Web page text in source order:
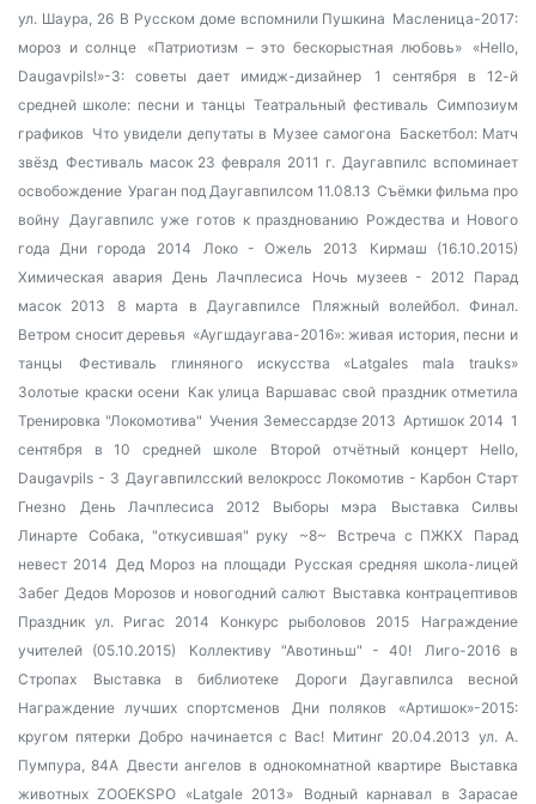
ул. Шаура, 26 В Русском доме вспомнили Пушкина Масленица-2017:
мороз и солнце
«Патриотизм – это бескорыстная любовь»
«Hello,
Daugavpils!»-3: советы дает имидж-дизайнер
1 сентября в 12-й
средней школе: песни и танцы Театральный фестиваль Симпозиум
графиков Что увидели депутаты в Музее самогона Баскетбол: Матч
звёзд Фестиваль масок 23 февраля 2011 г. Даугавпилс вспоминает
освобождение Ураган под Даугавпилсом 11.08.13 Съёмки фильма про
войну Даугавпилс уже готов к празднованию Рождества и Нового
годаДни города 2014 Локо - Ожель 2013
Кирмаш (16.10.2015)
Химическая авария День Лачплесиса Ночь музеев - 2012
Парад
масок 2013
8 марта в Даугавпилсе
Пляжный волейбол. Финал.
Ветром сносит деревья «Аугшдаугава-2016»: живая история, песни и
танцы
Фестиваль глиняного искусства «Latgales mala trauks»
Золотые краски осени Как улица Варшавас свой праздник отметила
Тренировка "Локомотива" Учения Земессардзе 2013 Артишок 2014 1
сентября в 10 средней школе
Второй отчётный концерт Hello,
Daugavpils - 3 Даугавпилсский велокросс Локомотив - Карбон Старт
Гнезно
День Лачплесиса 2012 Выборы мэра
Выставка Силвы
Линарте Собака, "откусившая" руку ~8~ Встреча с ПЖКХ
Парад
невест 2014 Дед Мороз на площади Русская средняя школа-лицей
Забег Дедов Морозов и новогодний салют Выставка контрацептивов
Праздник ул. Ригас 2014
Конкурс рыболовов 2015
Награждение
учителей (05.10.2015)
Коллективу "Авотиньш" - 40!
Лиго-2016 в
Стропах
Выставка в библиотеке
Дороги Даугавпилса весной
Награждение лучших спортсменов
Дни поляков
«Артишок»-2015:
кругом пятерки Добро начинается с Вас! Митинг 20.04.2013 ул. А.
Пумпура, 84А Двести ангелов в однокомнатной квартире Выставка
животных ZOOEKSPO «Latgale 2013»
Водный карнавал в Зарасае